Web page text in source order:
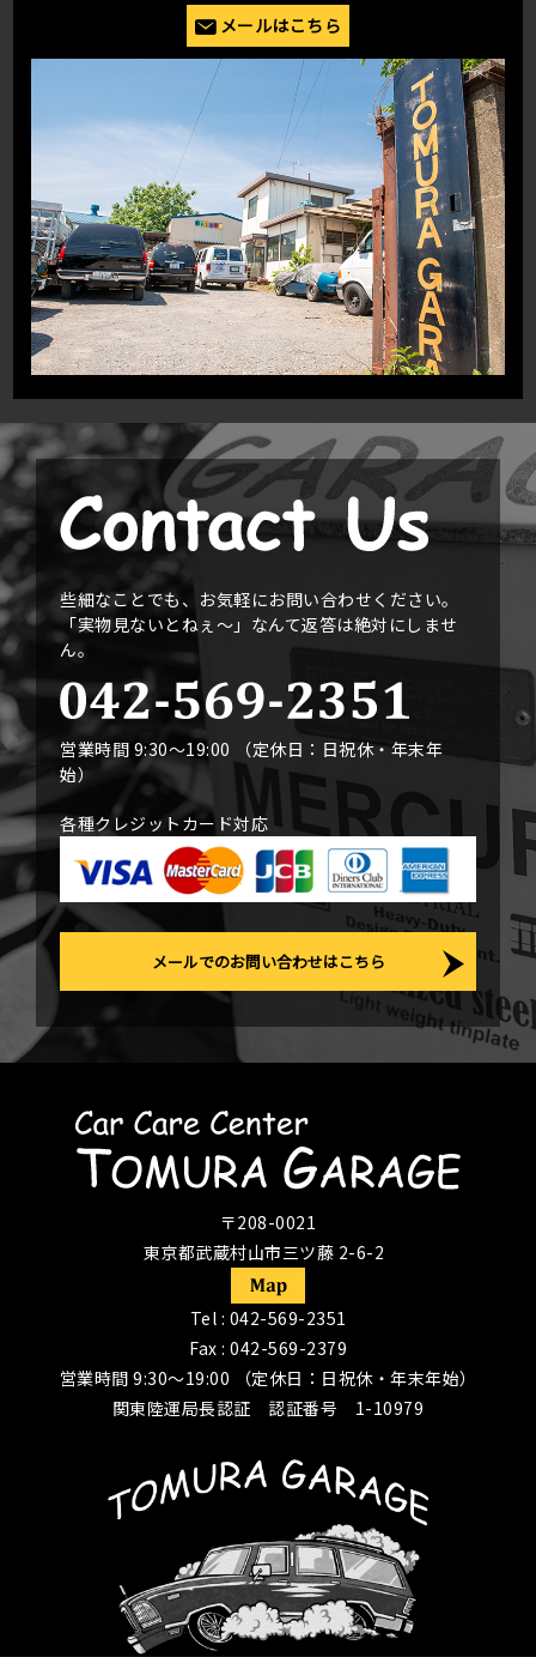
メールはこちら
些細なことでも、お気軽にお問い合わせください。
「実物見ないとねぇ〜」なんて返答は絶対にしませ
ん。
営業時間 9:30〜19:00 （定休日：日祝休・年末年
始）
各種クレジットカード対応
メールでのお問い合わせはこちら
〒208-0021
東京都武蔵村山市三ツ藤 2-6-2
Tel : 042-569-2351
Fax : 042-569-2379
営業時間 9:30〜19:00 （定休日：日祝休・年末年始）
関東陸運局長認証 認証番号 1-10979